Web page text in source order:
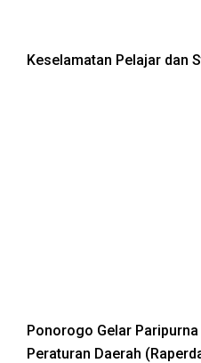
Keselamatan Pelajar dan
Ponorogo Gelar
Peraturan Daerah